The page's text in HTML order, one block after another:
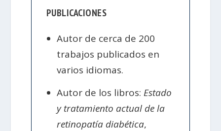
PUBLICACIONES
Autor de cerca de 200
trabajos publicados en
varios idiomas.
Autor de los libros: Estado
y tratamiento actual de la
retinopatía diabética,